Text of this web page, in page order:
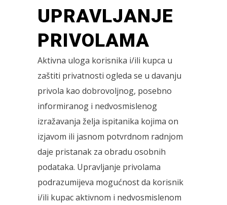
UPRAVLJANJE
PRIVOLAMA
Aktivna uloga korisnika i/ili kupca u
zaštiti privatnosti ogleda se u davanju
privola kao dobrovoljnog, posebno
informiranog i nedvosmislenog
izražavanja želja ispitanika kojima on
izjavom ili jasnom potvrdnom radnjom
daje pristanak za obradu osobnih
podataka. Upravljanje privolama
podrazumijeva mogućnost da korisnik
i/ili kupac aktivnom i nedvosmislenom